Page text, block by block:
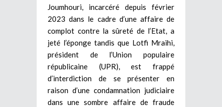
Joumhouri, incarcéré depuis février
2023 dans le cadre d’une affaire de
complot contre la sûreté de l’Etat, a
jeté l’éponge tandis que Lotfi Mraihi,
président de l’Union populaire
républicaine (UPR), est frappé
d’interdiction de se présenter en
raison d’une condamnation judiciaire
dans une sombre affaire de fraude